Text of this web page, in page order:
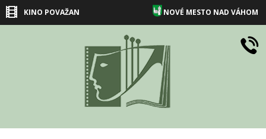
KINO POVAŽAN NOVÉ MESTO NAD VÁHOM